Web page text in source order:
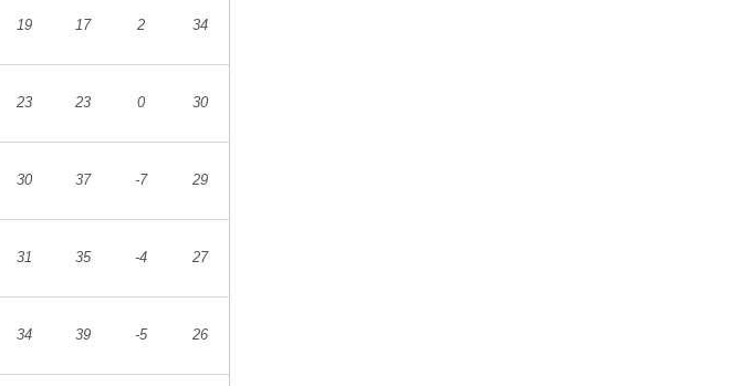
19 17 2 34
23 23 0 30
30 37 -7 29
31 35 -4 27
34 39 -5 26